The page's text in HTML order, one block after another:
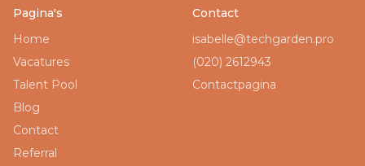
Footer navigatie
Pagina's
Home
Vacatures
Talent Pool
Blog
Contact
Referral
Contact
isabelle@techgarden.pro
(020) 2612943
Contactpagina